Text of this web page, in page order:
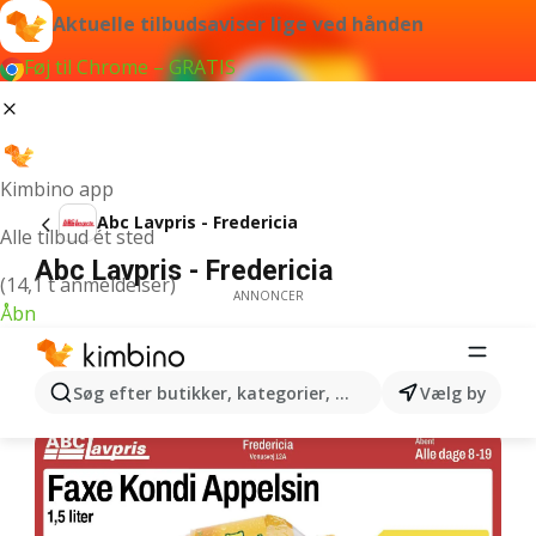
Aktuelle tilbudsaviser lige ved hånden
Føj til Chrome – GRATIS
Kimbino app
Alle tilbud ét sted
(14,1 t anmeldelser)
Åbn
Søg efter butikker, kategorier, produkter...Vælg by
Abc Lavpris - Fredericia
Abc Lavpris - Fredericia
ANNONCER